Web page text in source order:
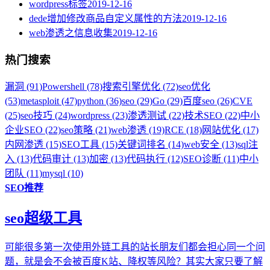
wordpress标签2019-12-16
dede增加修改商品自定义属性的方法2019-12-16
web渗透之信息收集2019-12-16
热门搜索
漏洞 (91)Powershell (78)搜索引擎优化 (72)seo优化
(53)metasploit (47)python (36)seo (29)Go (29)百度seo (26)CVE
(25)seo技巧 (24)wordpress (23)渗透测试 (22)技术SEO (22)中小
企业SEO (22)seo策略 (21)web渗透 (19)RCE (18)网站优化 (17)
内网渗透 (15)SEO工具 (15)关键词排名 (14)web安全 (13)sql注
入 (13)代码审计 (13)加密 (13)代码执行 (12)SEO诊断 (11)中小
团队 (11)mysql (10)
SEO推荐
seo超级工具
可能很多第一次使用外链工具的站长朋友们都会担心同一个问
题，就是会不会被百度K站、降权等风险？其实大家只要了解